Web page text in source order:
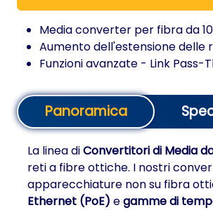
Media converter per fibra da
Aumento dell'estensione delle
Funzioni avanzate - Link Pass-
Panoramica
La linea diConvertitori di Media
reti a fibre ottiche. I nostri
apparecchiature non su fibra
Ethernet (PoE) egamme di